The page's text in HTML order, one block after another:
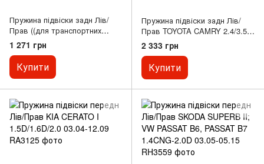
Пружина підвіски задн Лів/
Прав ((для транспортних
засобів без спортивної
підвіски)) AUDI A4 B6, A4 B7
1.6-3.0 11.00-06.08
1 271 грн
Купити
Пружина підвіски задн Лів/
Прав TOYOTA CAMRY 2.4/3.5
01.06-12.14
2 333 грн
Купити